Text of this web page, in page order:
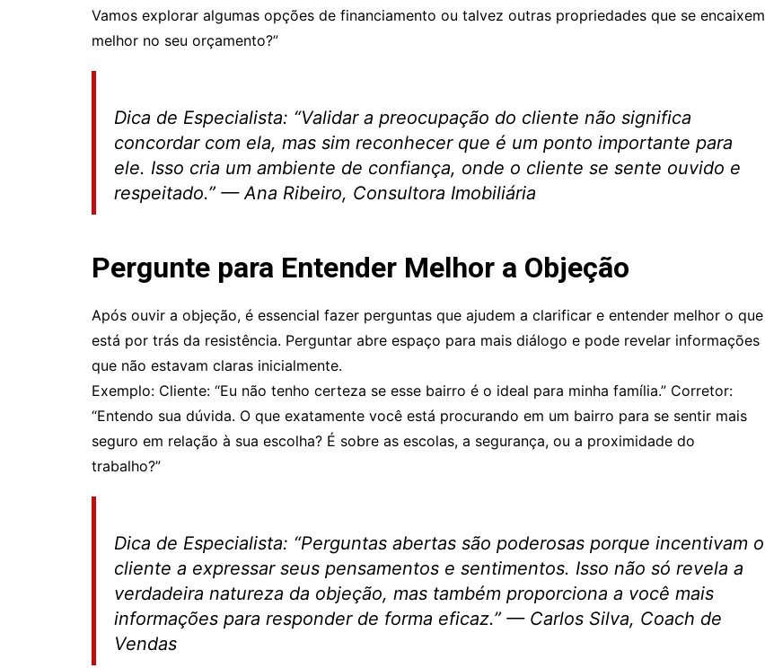
Vamos explorar algumas opções de financiamento ou talvez outras propriedades que se encaixem
melhor no seu orçamento?”
Dica de Especialista: “Validar a preocupação do cliente não significa
concordar com ela, mas sim reconhecer que é um ponto importante para
ele. Isso cria um ambiente de confiança, onde o cliente se sente ouvido e
respeitado.” — Ana Ribeiro, Consultora Imobiliária
Pergunte para Entender Melhor a Objeção
Após ouvir a objeção, é essencial fazer perguntas que ajudem a clarificar e entender melhor o que
está por trás da resistência. Perguntar abre espaço para mais diálogo e pode revelar informações
que não estavam claras inicialmente.
Exemplo: Cliente: “Eu não tenho certeza se esse bairro é o ideal para minha família.” Corretor:
“Entendo sua dúvida. O que exatamente você está procurando em um bairro para se sentir mais
seguro em relação à sua escolha? É sobre as escolas, a segurança, ou a proximidade do
trabalho?”
Dica de Especialista: “Perguntas abertas são poderosas porque incentivam o
cliente a expressar seus pensamentos e sentimentos. Isso não só revela a
verdadeira natureza da objeção, mas também proporciona a você mais
informações para responder de forma eficaz.” — Carlos Silva, Coach de
Vendas